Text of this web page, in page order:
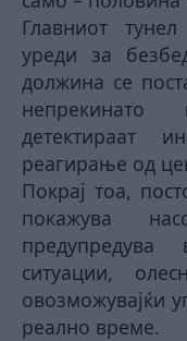
Главниот
уреди за
должина се
непрекинато
детектираат
реагирање од
Покрај тоа,
покажува
ситуации,
овозможувајќи
реално време.